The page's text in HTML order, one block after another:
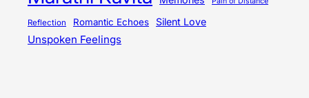
Reflection Romantic Echoes Silent Love
Unspoken Feelings